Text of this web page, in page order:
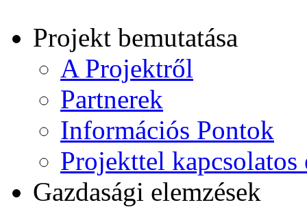
Projekt bemutatása
A Projektről
Partnerek
Információs Pontok
Projekttel kapcsolatos
Gazdasági elemzések